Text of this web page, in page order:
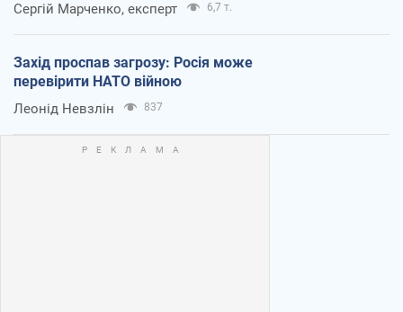
Сергій Марченко, експерт 6,7 т.
Захід проспав загрозу: Росія може
перевірити НАТО війною
Леонід Невзлін 837